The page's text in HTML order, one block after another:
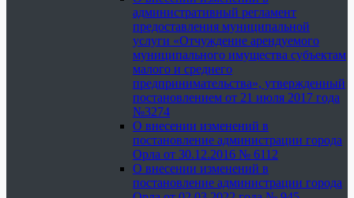
административный регламент
предоставления муниципальной
услуги «Отчуждение арендуемого
муниципального имущества субъектам
малого и среднего
предпринимательства», утвержденный
постановлением от 21 июля 2017 года
№3274
О внесении изменений в
постановление администрации города
Орла от 30.12.2016 № 6112
О внесении изменений в
постановление администрации города